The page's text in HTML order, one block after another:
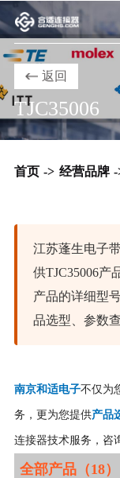
返回
TJC35006
首页 -> 经营品牌 -
江苏蓬生电子
供TJC35006产
产品的详细型
品选型、参数
南京和适电子不仅为
务，更为您提供产品
连接器技术服务，咨
全部产品（18）